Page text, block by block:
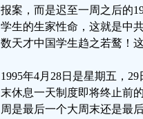
报案，而是迟至一周之后的
学生的生家性命，这就是中
数天才中国学生趋之若鹜！
1995年4月28日是星期五，
末休息一天制度即将终止前
周是最后一个大周末还是最